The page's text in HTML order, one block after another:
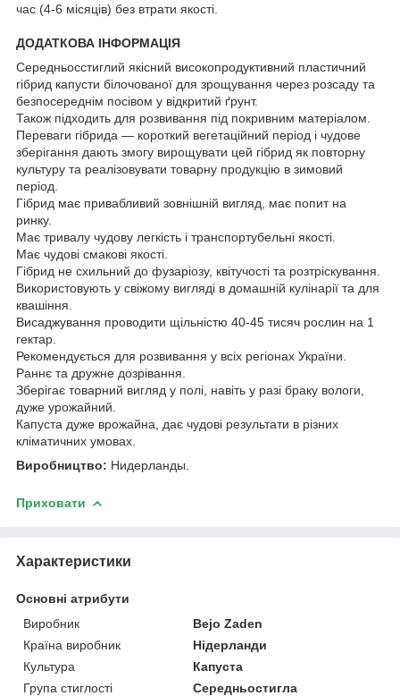
час (4-6 місяців) без втрати якості.
ДОДАТКОВА ІНФОРМАЦІЯ
Середньосстиглий якісний високопродуктивний пластичний
гібрид капусти білочованої для зрощування через розсаду та
безпосереднім посівом у відкритий ґрунт.
Також підходить для розвивання під покривним матеріалом.
Переваги гібрида — короткий вегетаційний період і чудове
зберігання дають змогу вирощувати цей гібрид як повторну
культуру та реалізовувати товарну продукцію в зимовий
період.
Гібрид має привабливий зовнішній вигляд, має попит на
ринку.
Має тривалу чудову легкість і транспортубельні якості.
Має чудові смакові якості.
Гібрид не схильний до фузаріозу, квітучості та розтріскування.
Використовують у свіжому вигляді в домашній кулінарії та для
квашіння.
Висаджування проводити щільністю 40-45 тисяч рослин на 1
гектар.
Рекомендується для розвивання у всіх регіонах України.
Раннє та дружне дозрівання.
Зберігає товарний вигляд у полі, навіть у разі браку вологи,
дуже урожайний.
Капуста дуже врожайна, дає чудові результати в різних
кліматичних умовах.
Виробництво: Нидерланды.
Приховати
Характеристики
Основні атрибути
Виробник
Bejo Zaden
Країна виробник
Нідерланди
Культура
Капуста
Група стиглості
Середньостигла